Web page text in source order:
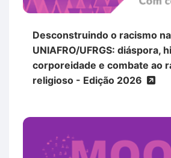
Desconstruindo o racismo
UNIAFRO/UFRGS: diáspora,
corporeidade e combate ao
religioso - Edição 2026